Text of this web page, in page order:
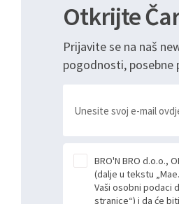
Otkrijte
Prijavite se na naš
pogodnosti, posebne
BRO'N BRO d.o.o.,
(dalje u tekstu
Vaši osobni podaci
stranice“) i da će